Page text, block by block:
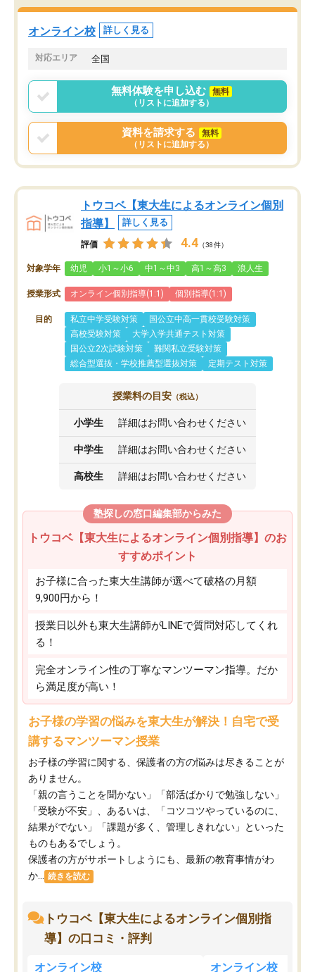
オンライン校 詳しく見る
対応エリア 全国
無料体験を申し込む
無料
（リストに追加する）
資料を請求する
無料
（リストに追加する）
トウコベ【東大生によるオンライン個別
指導】
詳しく見る
評価 4.4 （38件）
対象学年 幼児 小1～小6 中1～中3 高1～高3 浪人生
授業形式 オンライン個別指導(1:1) 個別指導(1:1)
目的 私立中学受験対策
国公立中高一貫校受験対策
高校受験対策
大学入学共通テスト対策
国公立2次試験対策
難関私立受験対策
総合型選抜・学校推薦型選抜対策
定期テスト対策
授業料の目安 （税込）
小学生 詳細はお問い合わせください
中学生 詳細はお問い合わせください
高校生 詳細はお問い合わせください
塾探しの窓口編集部からみた
トウコベ【東大生によるオンライン個別指導】のお
すすめポイント
お子様に合った東大生講師が選べて破格の月額
9,900円から！
授業日以外も東大生講師がLINEで質問対応してくれ
る！
完全オンライン性の丁寧なマンツーマン指導。だか
ら満足度が高い！
お子様の学習の悩みを東大生が解決！自宅で受
講するマンツーマン授業
お子様の学習に関する、保護者の方の悩みは尽きることが
ありません。
「親の言うことを聞かない」「部活ばかりで勉強しない」
「受験が不安」、あるいは、「コツコツやっているのに、
結果がでない」「課題が多く、管理しきれない」といった
ものもあるでしょう。
保護者の方がサポートしようにも、最新の教育事情がわ
か...
続きを読む
トウコベ【東大生によるオンライン個別指
導】の口コミ・評判
オンライン校 オンライン校